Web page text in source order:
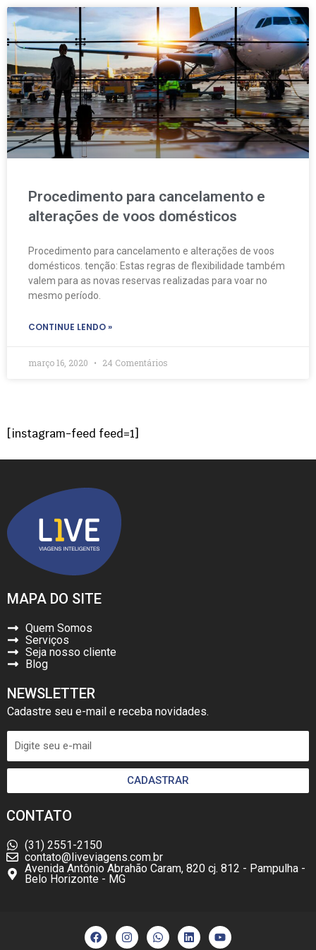
Procedimento para cancelamento e
alterações de voos domésticos
Procedimento para cancelamento e alterações de voos
domésticos. tenção: Estas regras de flexibilidade também
valem para as novas reservas realizadas para voar no
mesmo período.
CONTINUE LENDO »
março 16, 2020 24 Comentários
[instagram-feed feed=1]
MAPA DO SITE
Quem Somos
Serviços
Seja nosso cliente
Blog
NEWSLETTER
Cadastre seu e-mail e receba novidades.
CADASTRAR
CONTATO
(31) 2551-2150
contato@liveviagens.com.br
Avenida Antônio Abrahão Caram, 820 cj. 812 - Pampulha -
Belo Horizonte - MG
F
a
c
I
n
s
W
h
a
L
i
n
Y
o
u